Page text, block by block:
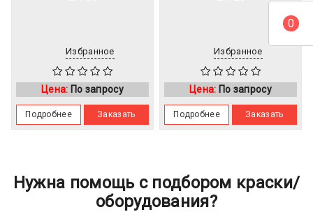
Избранное
Цена: По запросу
Подробнее Заказать
Избранное
Цена: По запросу
Подробнее Заказать
Нужна помощь с подбором краски/
оборудования?
0